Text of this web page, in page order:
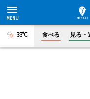
33°C 食べる 見る・